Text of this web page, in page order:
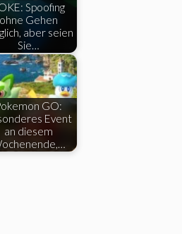
Spoofing
ohne Gehen
aber seien
Sie…
GO:
Event
an diesem